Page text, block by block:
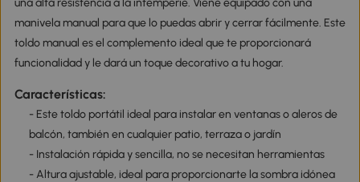
manivela manual para que lo puedas abrir y cerrar fácilmente. Este
toldo manual es el complemento ideal que te proporcionará
funcionalidad y le dará un toque decorativo a tu hogar.
Características:
- Este toldo portátil ideal para instalar en ventanas o aleros de
balcón, también en cualquier patio, terraza o jardín
- Instalación rápida y sencilla, no se necesitan herramientas
- Altura ajustable, ideal para proporcionarte la sombra idónea